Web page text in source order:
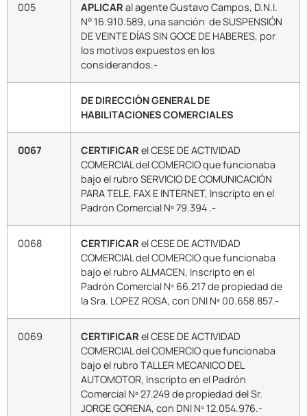
005 APLICAR al agente Gustavo Campos, D.N.I.
N° 16.910.589, una sanción de SUSPENSIÓN
DE VEINTE DÍAS SIN GOCE DE HABERES, por
los motivos expuestos en los
considerandos.-
DE DIRECCIÒN GENERAL DE
HABILITACIONES COMERCIALES
0067 CERTIFICAR el CESE DE ACTIVIDAD
COMERCIAL del COMERCIO que funcionaba
bajo el rubro SERVICIO DE COMUNICACIÓN
PARA TELE, FAX E INTERNET, Inscripto en el
Padrón Comercial Nº 79.394 .-
0068 CERTIFICAR el CESE DE ACTIVIDAD
COMERCIAL del COMERCIO que funcionaba
bajo el rubro ALMACEN, Inscripto en el
Padrón Comercial Nº 66.217 de propiedad de
la Sra. LOPEZ ROSA, con DNI Nº 00.658.857.-
0069 CERTIFICAR el CESE DE ACTIVIDAD
COMERCIAL del COMERCIO que funcionaba
bajo el rubro TALLER MECANICO DEL
AUTOMOTOR, Inscripto en el Padrón
Comercial Nº 27.249 de propiedad del Sr.
JORGE GORENA, con DNI Nº 12.054.976.-